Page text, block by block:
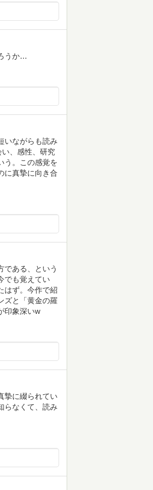
うか…
いながらも読み
、感性、研究
う。この感覚を
に真摯に向き合
である、という
でも覚えてい
はず。今作で紹
ズと「黄金の羅
印象深いw
摯に綴られてい
らなくて、読み